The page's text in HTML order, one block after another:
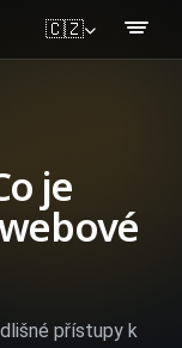
🇨🇿
je
přístupy k